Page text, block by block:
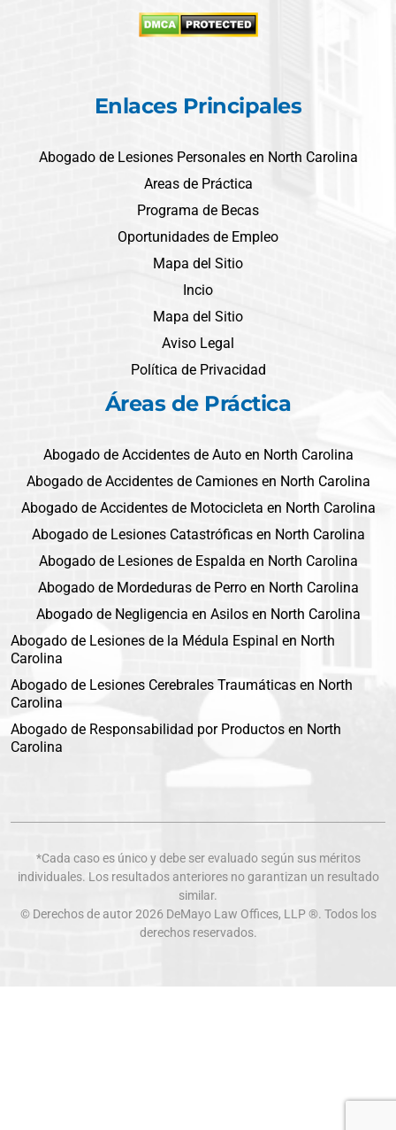
Enlaces Principales
Abogado de Lesiones Personales en North Carolina
Areas de Práctica
Programa de Becas
Oportunidades de Empleo
Mapa del Sitio
Incio
Mapa del Sitio
Aviso Legal
Política de Privacidad
Áreas de Práctica
Abogado de Accidentes de Auto en North Carolina
Abogado de Accidentes de Camiones en North Carolina
Abogado de Accidentes de Motocicleta en North Carolina
Abogado de Lesiones Catastróficas en North Carolina
Abogado de Lesiones de Espalda en North Carolina
Abogado de Mordeduras de Perro en North Carolina
Abogado de Negligencia en Asilos en North Carolina
Abogado de Lesiones de la Médula Espinal en North
Carolina
Abogado de Lesiones Cerebrales Traumáticas en North
Carolina
Abogado de Responsabilidad por Productos en North
Carolina
*Cada caso es único y debe ser evaluado según sus méritos
individuales. Los resultados anteriores no garantizan un resultado
similar.
© Derechos de autor 2026 DeMayo Law Offices, LLP ®. Todos los
derechos reservados.